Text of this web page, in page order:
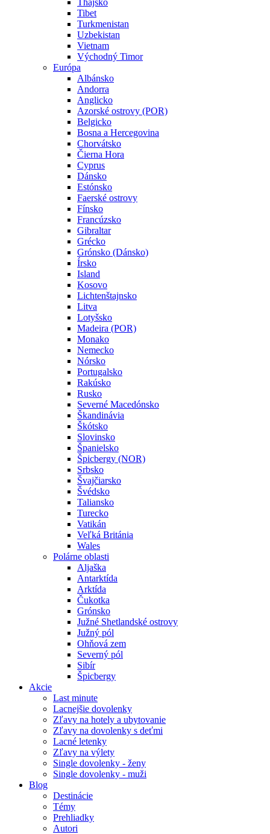
Thajsko
Tibet
Turkmenistan
Uzbekistan
Vietnam
Východný Timor
Európa
Albánsko
Andorra
Anglicko
Azorské ostrovy (POR)
Belgicko
Bosna a Hercegovina
Chorvátsko
Čierna Hora
Cyprus
Dánsko
Estónsko
Faerské ostrovy
Fínsko
Francúzsko
Gibraltar
Grécko
Grónsko (Dánsko)
Írsko
Island
Kosovo
Lichtenštajnsko
Litva
Lotyšsko
Madeira (POR)
Monako
Nemecko
Nórsko
Portugalsko
Rakúsko
Rusko
Severné Macedónsko
Škandinávia
Škótsko
Slovinsko
Španielsko
Špicbergy (NOR)
Srbsko
Švajčiarsko
Švédsko
Taliansko
Turecko
Vatikán
Veľká Británia
Wales
Polárne oblasti
Aljaška
Antarktída
Arktída
Čukotka
Grónsko
Južné Shetlandské ostrovy
Južný pól
Ohňová zem
Severný pól
Sibír
Špicbergy
Akcie
Last minute
Lacnejšie dovolenky
Zľavy na hotely a ubytovanie
Zľavy na dovolenky s deťmi
Lacné letenky
Zľavy na výlety
Single dovolenky - ženy
Single dovolenky - muži
Blog
Destinácie
Témy
Prehliadky
Autori